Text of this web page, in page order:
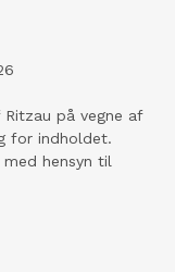
på vegne af
for indholdet.
hensyn til